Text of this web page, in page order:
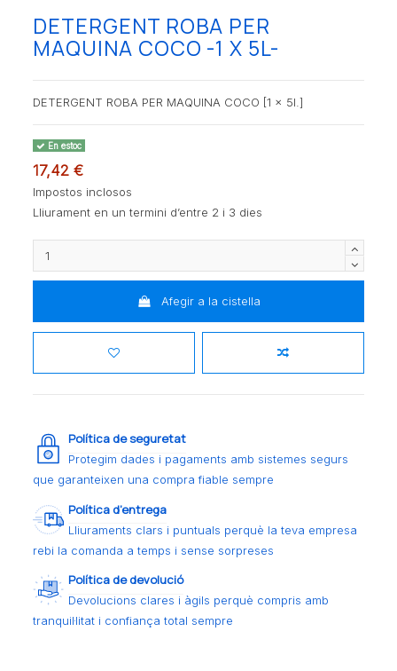
DETERGENT ROBA PER
MAQUINA COCO -1 X 5L-
DETERGENT ROBA PER MAQUINA COCO [1 x 5l.]
En estoc
17,42 €
Impostos inclosos
Lliurament en un termini d’entre 2 i 3 dies
Afegir a la cistella
Política de seguretat
Protegim dades i pagaments amb sistemes segurs
que garanteixen una compra fiable sempre
Política d’entrega
Lliuraments clars i puntuals perquè la teva empresa
rebi la comanda a temps i sense sorpreses
Política de devolució
Devolucions clares i àgils perquè compris amb
tranquil·litat i confiança total sempre